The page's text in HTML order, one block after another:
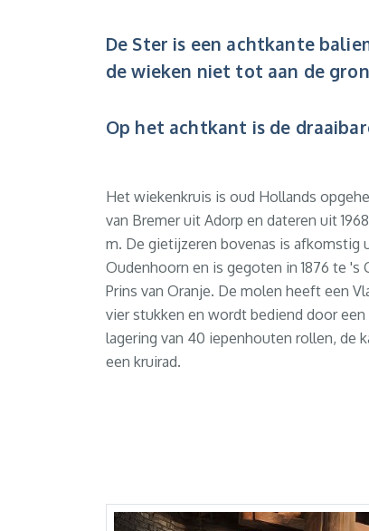
De Ster is een achtkante
de wieken niet tot aan de
Op het achtkant is de
Het wiekenkruis is oud Hollands
van Bremer uit Adorp en dateren uit
m. De gietijzeren bovenas is afkomstig
Oudenhoorn en is gegoten in 1876 te 's
Prins van Oranje. De molen heeft een
vier stukken en wordt bediend door
lagering van 40 iepenhouten rollen, de
een kruirad.